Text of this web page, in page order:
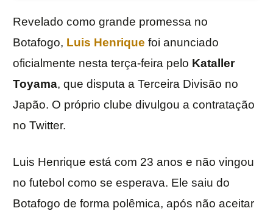
Revelado como grande promessa no
Botafogo, Luis Henrique foi anunciado
oficialmente nesta terça-feira pelo Kataller
Toyama, que disputa a Terceira Divisão no
Japão. O próprio clube divulgou a contratação
no Twitter.
Luis Henrique está com 23 anos e não vingou
no futebol como se esperava. Ele saiu do
Botafogo de forma polêmica, após não aceitar